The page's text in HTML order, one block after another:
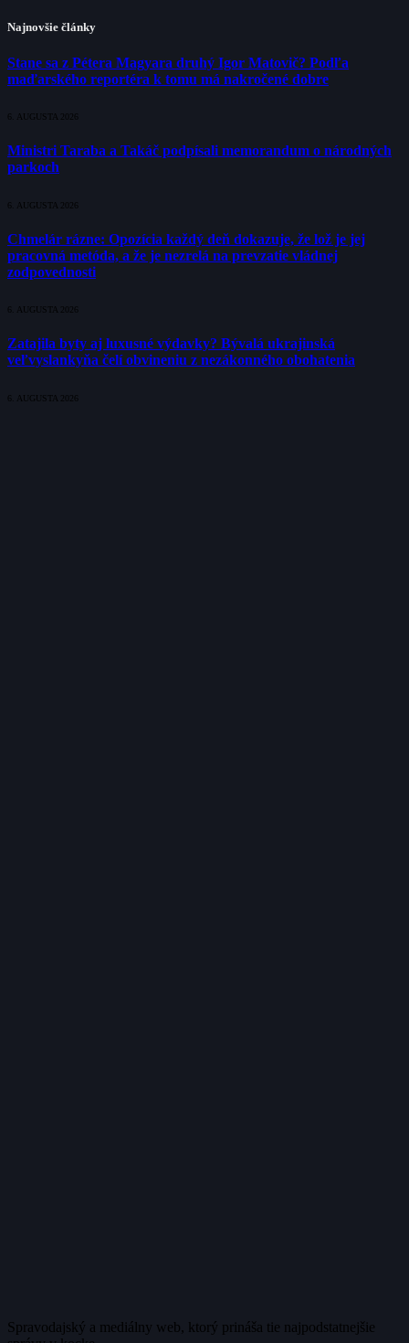
Najnovšie články
Stane sa z Pétera Magyara druhý Igor Matovič? Podľa
maďarského reportéra k tomu má nakročené dobre
6. AUGUSTA 2026
Ministri Taraba a Takáč podpísali memorandum o národných
parkoch
6. AUGUSTA 2026
Chmelár rázne: Opozícia každý deň dokazuje, že lož je jej
pracovná metóda, a že je nezrelá na prevzatie vládnej
zodpovednosti
6. AUGUSTA 2026
Zatajila byty aj luxusné výdavky? Bývalá ukrajinská
veľvyslankyňa čelí obvineniu z nezákonného obohatenia
6. AUGUSTA 2026
Spravodajský a mediálny web, ktorý prináša tie najpodstatnejšie